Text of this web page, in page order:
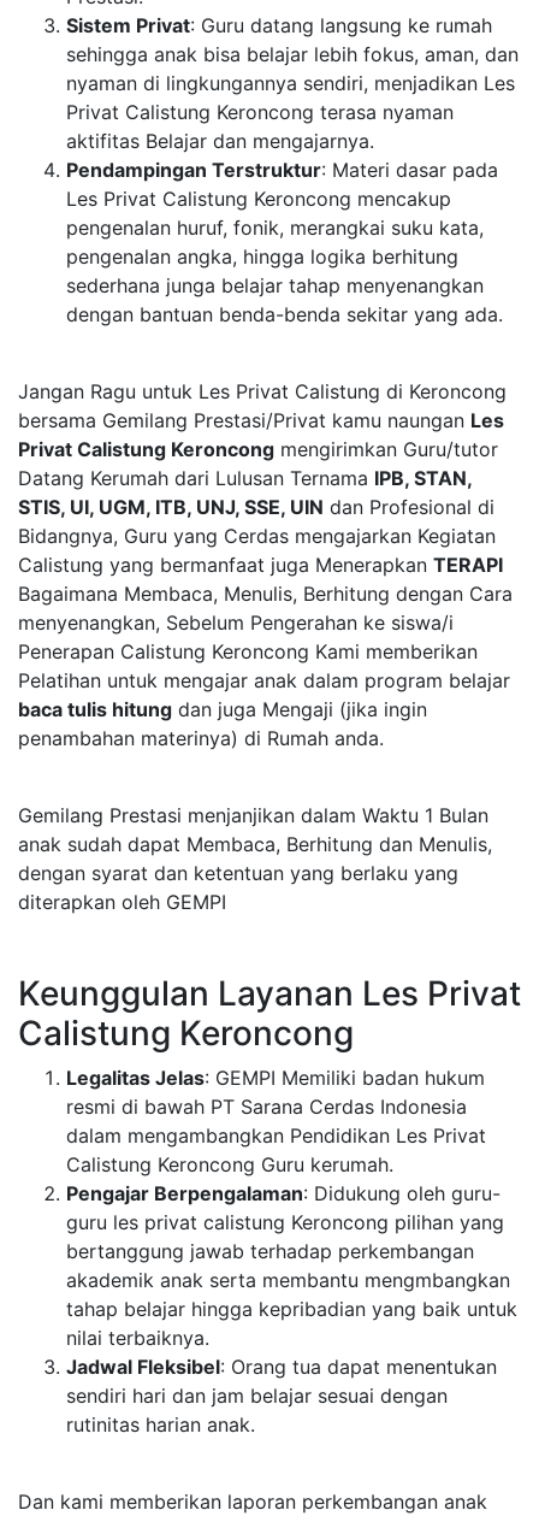
Sistem Privat: Guru datang langsung ke rumah
sehingga anak bisa belajar lebih fokus, aman, dan
nyaman di lingkungannya sendiri, menjadikan Les
Privat Calistung Keroncong terasa nyaman
aktifitas Belajar dan mengajarnya.
Pendampingan Terstruktur: Materi dasar pada
Les Privat Calistung Keroncong mencakup
pengenalan huruf, fonik, merangkai suku kata,
pengenalan angka, hingga logika berhitung
sederhana junga belajar tahap menyenangkan
dengan bantuan benda-benda sekitar yang ada.
Jangan Ragu untuk Les Privat Calistung di Keroncong
bersama Gemilang Prestasi/Privat kamu naungan Les
Privat Calistung Keroncong mengirimkan Guru/tutor
Datang Kerumah dari Lulusan Ternama IPB, STAN,
STIS, UI, UGM, ITB, UNJ, SSE, UIN dan Profesional di
Bidangnya, Guru yang Cerdas mengajarkan Kegiatan
Calistung yang bermanfaat juga Menerapkan TERAPI
Bagaimana Membaca, Menulis, Berhitung dengan Cara
menyenangkan, Sebelum Pengerahan ke siswa/i
Penerapan Calistung Keroncong Kami memberikan
Pelatihan untuk mengajar anak dalam program belajar
baca tulis hitung dan juga Mengaji (jika ingin
penambahan materinya) di Rumah anda.
Gemilang Prestasi menjanjikan dalam Waktu 1 Bulan
anak sudah dapat Membaca, Berhitung dan Menulis,
dengan syarat dan ketentuan yang berlaku yang
diterapkan oleh GEMPI
Keunggulan Layanan Les Privat
Calistung Keroncong
Legalitas Jelas: GEMPI Memiliki badan hukum
resmi di bawah PT Sarana Cerdas Indonesia
dalam mengambangkan Pendidikan Les Privat
Calistung Keroncong Guru kerumah.
Pengajar Berpengalaman: Didukung oleh guru-
guru les privat calistung Keroncong pilihan yang
bertanggung jawab terhadap perkembangan
akademik anak serta membantu mengmbangkan
tahap belajar hingga kepribadian yang baik untuk
nilai terbaiknya.
Jadwal Fleksibel: Orang tua dapat menentukan
sendiri hari dan jam belajar sesuai dengan
rutinitas harian anak.
Dan kami memberikan laporan perkembangan anak